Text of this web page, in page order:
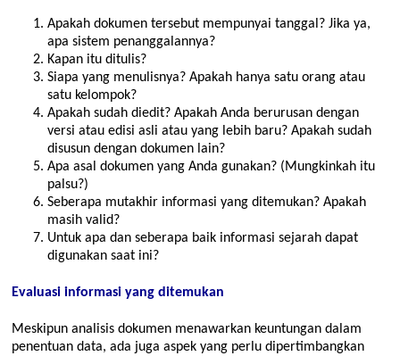
Apakah dokumen tersebut mempunyai tanggal? Jika ya,
apa sistem penanggalannya?
Kapan itu ditulis?
Siapa yang menulisnya? Apakah hanya satu orang atau
satu kelompok?
Apakah sudah diedit? Apakah Anda berurusan dengan
versi atau edisi asli atau yang lebih baru? Apakah sudah
disusun dengan dokumen lain?
Apa asal dokumen yang Anda gunakan? (Mungkinkah itu
palsu?)
Seberapa mutakhir informasi yang ditemukan? Apakah
masih valid?
Untuk apa dan seberapa baik informasi sejarah dapat
digunakan saat ini?
Evaluasi informasi yang ditemukan
Meskipun analisis dokumen menawarkan keuntungan dalam
penentuan data, ada juga aspek yang perlu dipertimbangkan